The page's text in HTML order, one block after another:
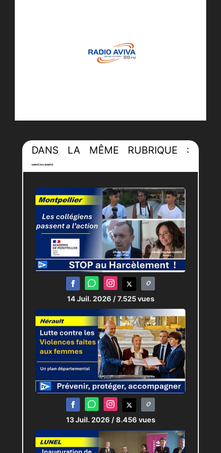
DANS LA MÊME RUBRIQUE :
SANTÉ/SOLIDARITÉ
14 Juil. 2026 / 7.525 vues
13 Juil. 2026 / 8.456 vues